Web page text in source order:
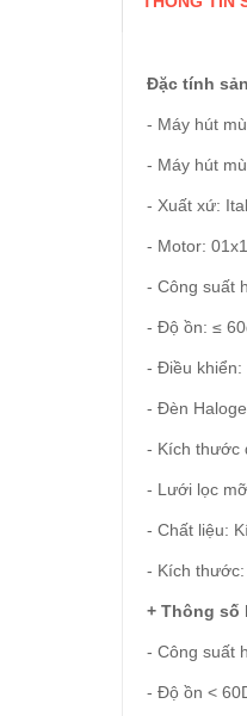
Đặc tính
- Máy hút
- Máy hút
- Xuất xứ:
- Motor:
- Công suất
- Độ ồn: ≤
- Điều khiển:
- Đèn
- Kích thước
- Lưới lọc
- Chất liệu:
- Kích
+ Thông số
- Công suất
- Độ ồn <